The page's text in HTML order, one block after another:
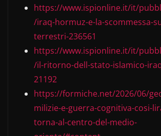
https://www.ispionline.it/it/
/iraq-hormuz-e-la-scommessa-
terrestri-236561
https://www.ispionline.it/it/
/il-ritorno-dell-stato-islamico-
21192
https://formiche.net/2026/06/
milizie-e-guerra-cognitiva-cosi-
torna-al-centro-del-medio-